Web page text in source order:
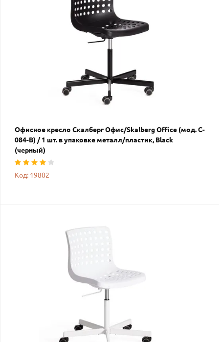
Офисное кресло Скалберг Офис/Skalberg Office (мод. C-
084-B) / 1 шт. в упаковке металл/пластик, Black
(черный)
Код: 19802